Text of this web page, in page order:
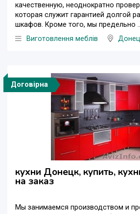
качественную, неоднократно
которая служит гарантией долгой
шкафов. Кроме того, мы предельно
Виготовлення меблів
Договірна
кухни Донецк, купить,
на заказ
Мы занимаемся производством и